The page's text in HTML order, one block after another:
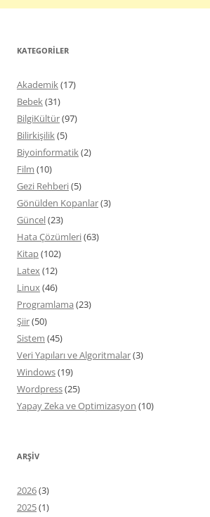
KATEGORILER
Akademik(17)
Bebek(31)
BilgiKültür(97)
Bilirkişilik(5)
Biyoinformatik(2)
Film (10)
Gezi Rehberi(5)
Gönülden Kopanlar(3)
Güncel(23)
Hata Çözümleri(63)
Kitap(102)
Latex(12)
Linux(46)
Programlama (23)
Şiir(50)
Sistem (45)
Veri Yapıları ve Algoritmalar(3)
Windows(19)
Wordpress(25)
Yapay Zeka ve Optimizasyon (10)
ARŞIV
2026(3)
2025(1)